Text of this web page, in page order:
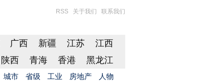
RSS 关于我们 联系我们
广西 新疆 江苏
江西
陕西 青海 香港 黑龙江
城市 省级 工业 房地产 人物